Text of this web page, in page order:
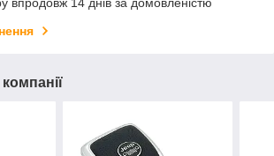
впродовж 14 днів за домовленістю